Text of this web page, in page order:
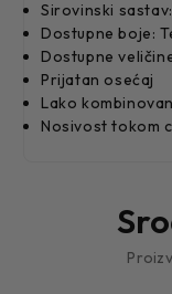
Sirovinski sastav:
Dostupne boje:
Dostupne
Prijatan osećaj
Lako
Nosivost tokom